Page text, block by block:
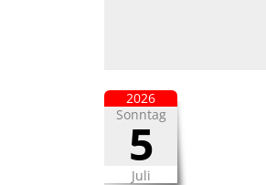
Sonntag
5
Juli
2026